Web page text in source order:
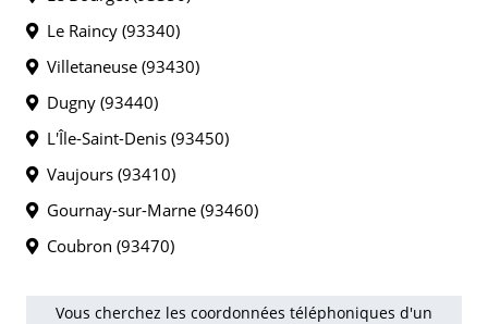
Le Raincy (93340)
Villetaneuse (93430)
Dugny (93440)
L'Île-Saint-Denis (93450)
Vaujours (93410)
Gournay-sur-Marne (93460)
Coubron (93470)
Vous cherchez les coordonnées téléphoniques d'un